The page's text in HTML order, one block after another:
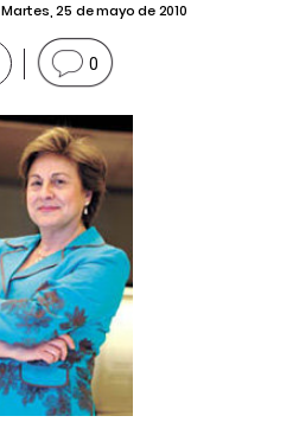
Martes, 25 de mayo de 2010
0